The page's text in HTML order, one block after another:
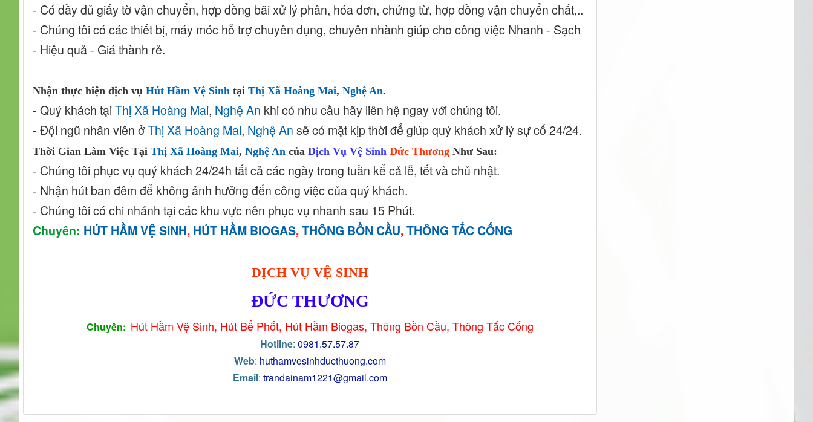
- Có đầy đủ giấy tờ vận chuyển, hợp đồng bãi xử lý phân, hóa đơn, chứng từ, hợp đồng vận chuyển chất,..
- Chúng tôi có các thiết bị, máy móc hỗ trợ chuyên dụng, chuyên nhành giúp cho công việc Nhanh - Sạch
- Hiệu quả - Giá thành rẻ.
Nhận thực hiện dịch vụ Hút Hầm Vệ Sinh tại Thị Xã Hoàng Mai, Nghệ An.
- Quý khách tạiThị Xã Hoàng Mai, Nghệ An khi có nhu cầu hãy liên hệ ngay với chúng tôi.
- Đội ngũ nhân viên ởThị Xã Hoàng Mai, Nghệ An sẽ có mặt kịp thời để giúp quý khách xử lý sự cố 24/24.
Thời Gian Làm Việc Tại Thị Xã Hoàng Mai, Nghệ An của Dịch Vụ Vệ Sinh Đức Thương Như Sau:
- Chúng tôi phục vụ quý khách 24/24h tất cả các ngày trong tuần kể cả lễ, tết và chủ nhật.
- Nhận hút ban đêm để không ảnh hưởng đến công việc của quý khách.
- Chúng tôi có chi nhánh tại các khu vực nên phục vụ nhanh sau 15 Phút.
Chuyên: HÚT HẦM VỆ SINH, HÚT HẦM BIOGAS,THÔNG BỒN CẦU,THÔNG TẮC CỐNG
DỊCH VỤ VỆ SINH
ĐỨC THƯƠNG
Chuyên: Hút Hầm Vệ Sinh, Hút Bể Phốt, Hút Hầm Biogas, Thông Bồn Cầu, Thông Tắc Cống
Hotline:0981.57.57.87
Web: huthamvesinhducthuong.com
Email: trandainam1221@gmail.com